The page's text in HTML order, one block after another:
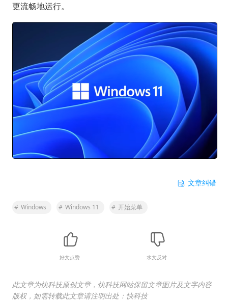
更流畅地运行。
文章纠错
# Windows # Windows 11 # 开始菜单
好文点赞 水文反对
此文章为快科技原创文章，快科技网站保留文章图片及文字内容
版权，如需转载此文章请注明出处：快科技